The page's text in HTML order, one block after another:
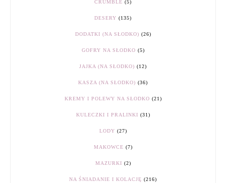
CRUMBLE (5)
DESERY (135)
DODATKI (NA SŁODKO) (26)
GOFRY NA SŁODKO (5)
JAJKA (NA SŁODKO) (12)
KASZA (NA SŁODKO) (36)
KREMY I POLEWY NA SŁODKO (21)
KULECZKI I PRALINKI (31)
LODY (27)
MAKOWCE (7)
MAZURKI (2)
NA ŚNIADANIE I KOLACJĘ (216)